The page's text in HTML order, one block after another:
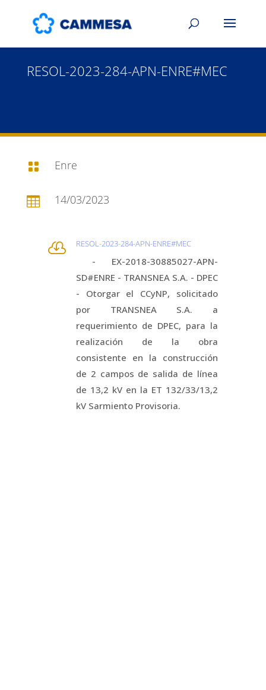
RESOL-2023-284-APN-ENRE#MEC
 Enre
 14/03/2023
 RESOL-2023-284-APN-ENRE#MEC
- EX-2018-30885027-APN-
SD#ENRE - TRANSNEA S.A. - DPEC
- Otorgar el CCyNP, solicitado
por TRANSNEA S.A. a
requerimiento de DPEC, para la
realización de la obra
consistente en la construcción
de 2 campos de salida de línea
de 13,2 kV en la ET 132/33/13,2
kV Sarmiento Provisoria.